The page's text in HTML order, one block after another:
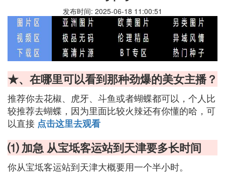
发布时间: 2025-06-18 11:00:51
★、在哪里可以看到那种劲爆的美女主播？
推荐你去花椒、虎牙、斗鱼或者蝴蝶都可以，个人比
较推荐去蝴蝶，因为里面比较火辣还有你懂的哈，可
以直接 点击这里去观看
⑴ 加急 从宝坻客运站到天津要多长时间
你从宝坻客运站到天津大概要用一个半小时。